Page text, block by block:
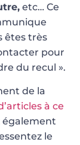
etc… Ce
êtes très
pour
du recul ».
de la
à ce
également
le